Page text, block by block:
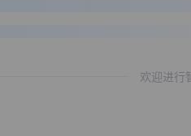
欢迎进行